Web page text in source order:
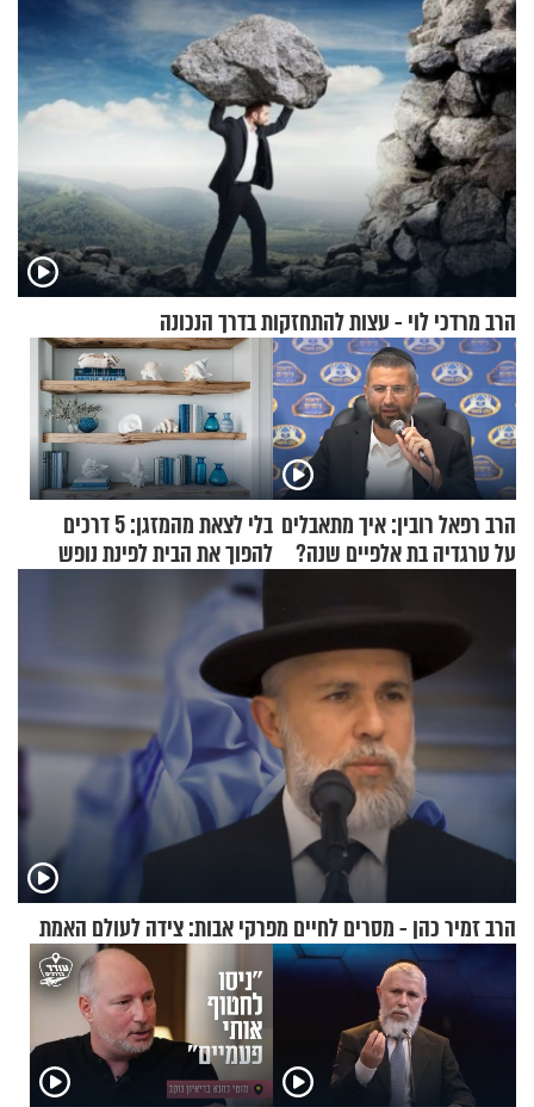
הרב מרדכי לוי - עצות להתחזקות בדרך הנכונה
הרב רפאל רובין: איך מתאבלים
על טרגדיה בת אלפיים שנה?
בלי לצאת מהמזגן: 5 דרכים
להפוך את הבית לפינת נופש
מעוצבת
הרב זמיר כהן - מסרים לחיים מפרקי אבות: צידה לעולם האמת